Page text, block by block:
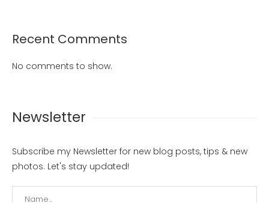
Recent Comments
No comments to show.
Newsletter
Subscribe my Newsletter for new blog posts, tips & new
photos. Let's stay updated!